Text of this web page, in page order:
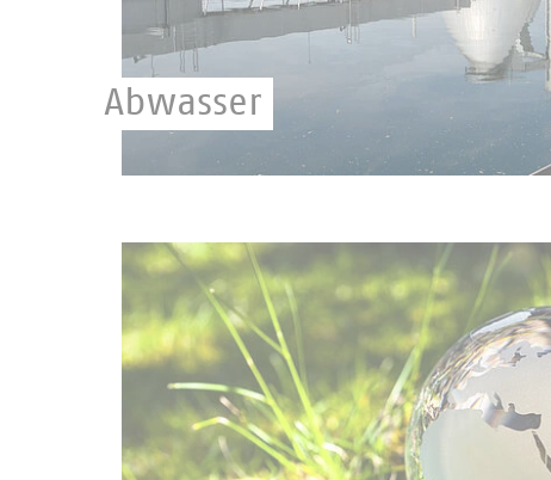
Abwasser
Kommunale Unternehmen verwerten und